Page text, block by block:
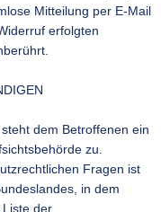
Mitteilung per E-Mail
erfolgten
dem Betroffenen ein
zu.
Fragen ist
in dem
der